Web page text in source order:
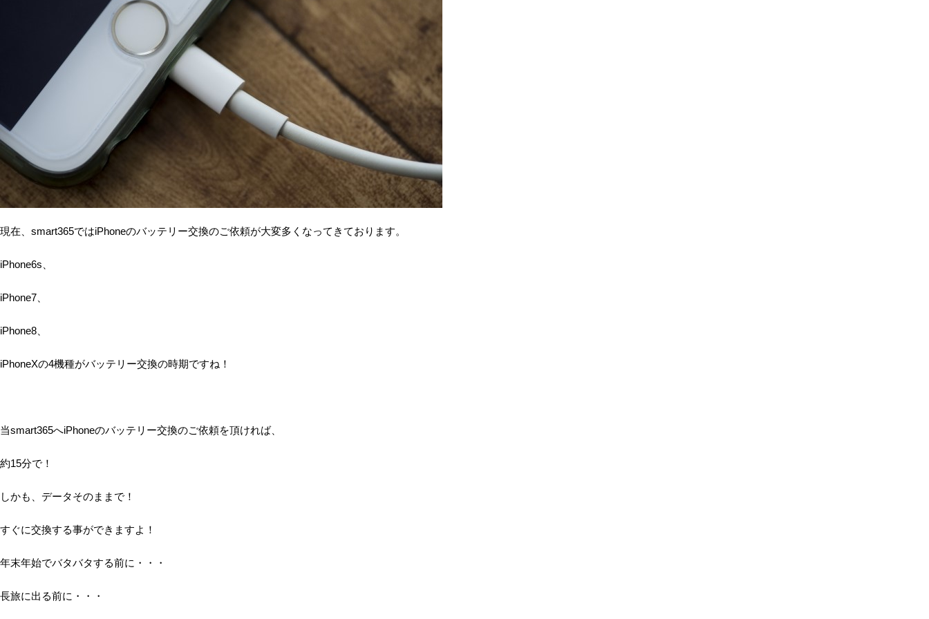
現在、smart365ではiPhoneのバッテリー交換のご依頼が大変多くなってきております。
iPhone6s、
iPhone7、
iPhone8、
iPhoneXの4機種がバッテリー交換の時期ですね！
当smart365へiPhoneのバッテリー交換のご依頼を頂ければ、
約15分で！
しかも、データそのままで！
すぐに交換する事ができますよ！
年末年始でバタバタする前に・・・
長旅に出る前に・・・